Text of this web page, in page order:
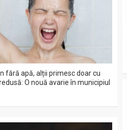
fără apă, alții primesc doar cu
O nouă avarie în municipiul